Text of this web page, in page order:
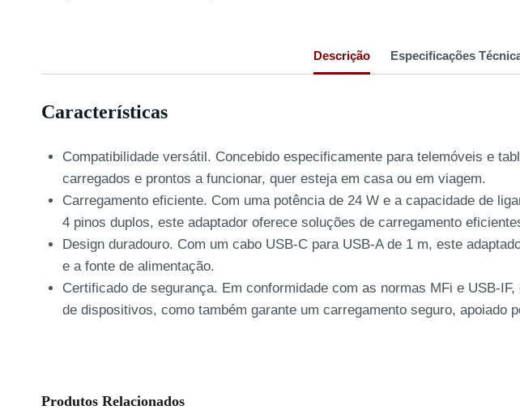
Descrição Especificações
Características
Compatibilidade versátil. Concebido especificamente para telemóveis e
carregados e prontos a funcionar, quer esteja em casa ou em viagem.
Carregamento eficiente. Com uma potência de 24 W e a capacidade de
4 pinos duplos, este adaptador oferece soluções de carregamento
Design duradouro. Com um cabo USB-C para USB-A de 1 m, este
e a fonte de alimentação.
Certificado de segurança. Em conformidade com as normas MFi e USB-
de dispositivos, como também garante um carregamento seguro, apoiado
Produtos Relacionados